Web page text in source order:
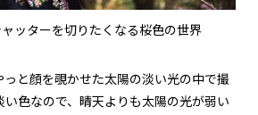
ッターを切りたくなる桜色の世界
っと顔を覗かせた太陽の淡い光の中で撮
い色なので、晴天よりも太陽の光が弱い